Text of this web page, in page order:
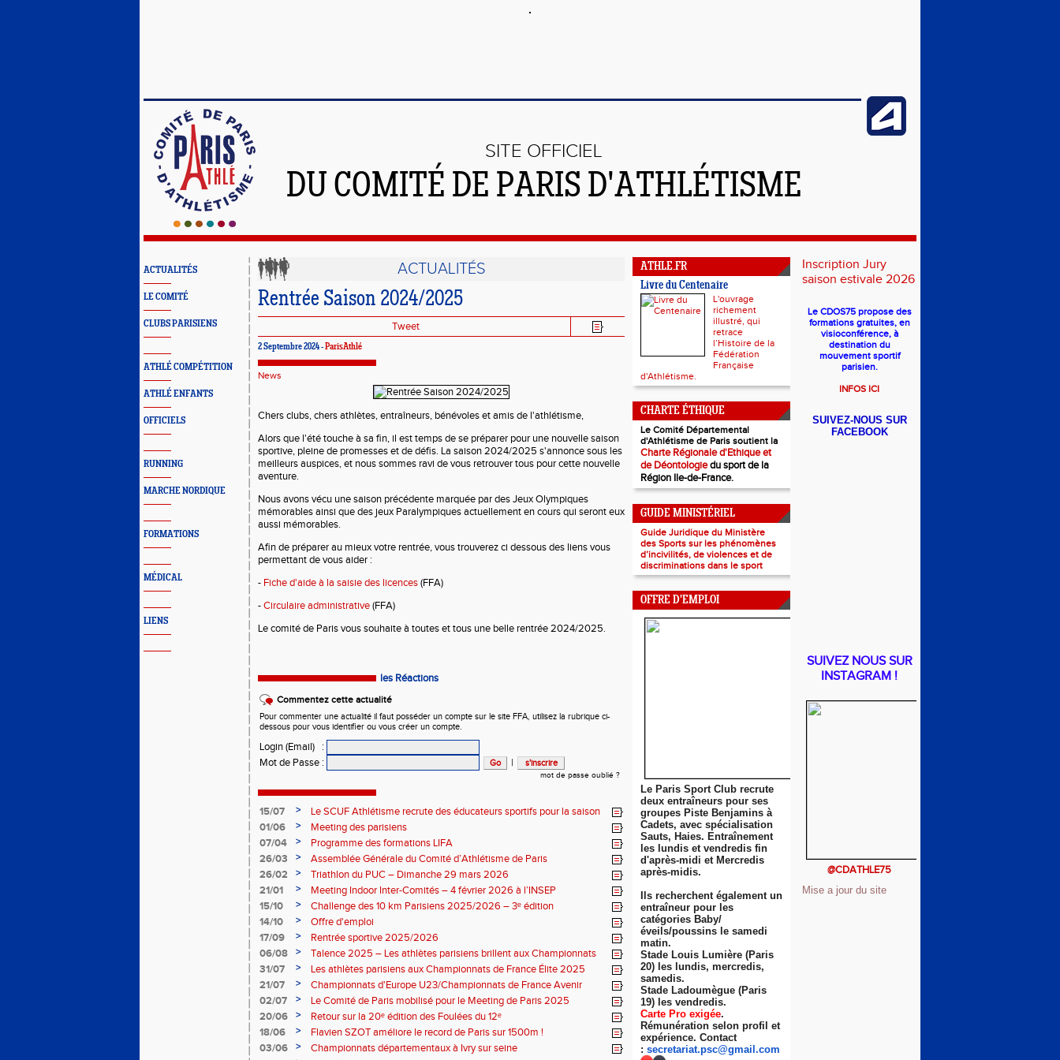
SITE OFFICIEL
DU COMITÉ DE PARIS D'ATHLÉTISME
ACTUALITÉS
LE COMITÉ
CLUBS PARISIENS
ATHLÉ COMPÉTITION
ATHLÉ ENFANTS
OFFICIELS
RUNNING
MARCHE NORDIQUE
FORMATIONS
MÉDICAL
LIENS
ACTUALITÉS
Rentrée Saison 2024/2025
Tweet
2 Septembre 2024 -ParisAthlé
News
Chers clubs, chers athlètes, entraîneurs, bénévoles et amis de l'athlétisme,
Alors que l'été touche à sa fin, il est temps de se préparer pour une nouvelle saison
sportive, pleine de promesses et de défis. La saison 2024/2025 s'annonce sous les
meilleurs auspices, et nous sommes ravi de vous retrouver tous pour cette nouvelle
aventure.
Nous avons vécu une saison précédente marquée par des Jeux Olympiques
mémorables ainsi que des jeux Paralympiques actuellement en cours qui seront eux
aussi mémorables.
Afin de préparer au mieux votre rentrée, vous trouverez ci dessous des liens vous
permettant de vous aider :
- Fiche d'aide à la saisie des licences(FFA)
-Circulaire administrative(FFA)
Le comité de Paris vous souhaite à toutes et tous une belle rentrée 2024/2025.
les Réactions
Commentez cette actualité
Pour commenter une actualité il faut posséder un compte sur le site FFA, utilisez la rubrique ci-
dessous pour vous identifier ou vous créer un compte.
Login (Email)
:
Mot de Passe : |
mot de passe oublié ?
15/07 >
Le SCUF Athlétisme recrute des éducateurs sportifs pour la saison
2026-2027 !
01/06 >
Meeting des parisiens
07/04
>
Programme des formations LIFA
26/03
>
Assemblée Générale du Comité d’Athlétisme de Paris
26/02
>
Triathlon du PUC – Dimanche 29 mars 2026
21/01
>
Meeting Indoor Inter-Comités – 4 février 2026 à l’INSEP
15/10
>
Challenge des 10 km Parisiens 2025/2026 – 3ᵉ édition
14/10
>
Offre d'emploi
17/09
>
Rentrée sportive 2025/2026
06/08
>
Talence 2025 – Les athlètes parisiens brillent aux Championnats
de France Élite
31/07 >
Les athlètes parisiens aux Championnats de France Élite 2025
21/07
>
Championnats d'Europe U23/Championnats de France Avenir
02/07
>
Le Comité de Paris mobilisé pour le Meeting de Paris 2025
20/06
>
Retour sur la 20ᵉ édition des Foulées du 12ᵉ
18/06
>
Flavien SZOT améliore le record de Paris sur 1500m !
03/06
>
Championnats départementaux à Ivry sur seine
ATHLE.FR
Livre du Centenaire
L'ouvrage
richement
illustré, qui
retrace
l’Histoire de la
Fédération
Française
d'Athlétisme.
CHARTE ÉTHIQUE
Le Comité Départemental
d'Athlétisme de Paris soutient la
Charte Régionale d'Ethique et
de Déontologiedu sport de la
Région Ile-de-France.
GUIDE MINISTÉRIEL
Guide Juridique du Ministère
des Sports sur les phénomènes
d’incivilités, de violences et de
discriminations dans le sport
OFFRE D'EMPLOI
Le Paris Sport Club recrute
deux entraîneurs pour ses
groupes Piste Benjamins à
Cadets, avec spécialisation
Sauts, Haies. Entraînement
les lundis et vendredis fin
d'après-midi et Mercredis
après-midis.
Ils recherchent également un
entraîneur pour les
catégories Baby/
éveils/poussins le samedi
matin.
Stade Louis Lumière (Paris
20) les lundis, mercredis,
samedis.
Stade Ladoumègue (Paris
19) les vendredis.
Carte Pro exigée.
Rémunération selon profil et
expérience. Contact
: secretariat.psc@gmail.com
Inscription Jury
saison estivale 2026
Le CDOS75 propose des
formations gratuites, en
visioconférence, à
destination du
mouvement sportif
parisien.
INFOS ICI
SUIVEZ-NOUS SUR
FACEBOOK
SUIVEZ NOUS SUR
INSTAGRAM !
@CDATHLE75
Mise a jour du site